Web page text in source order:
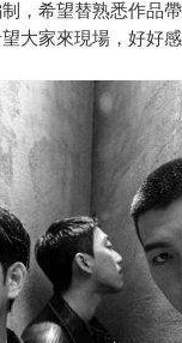
，希望替熟悉作品
大家來現場，好好